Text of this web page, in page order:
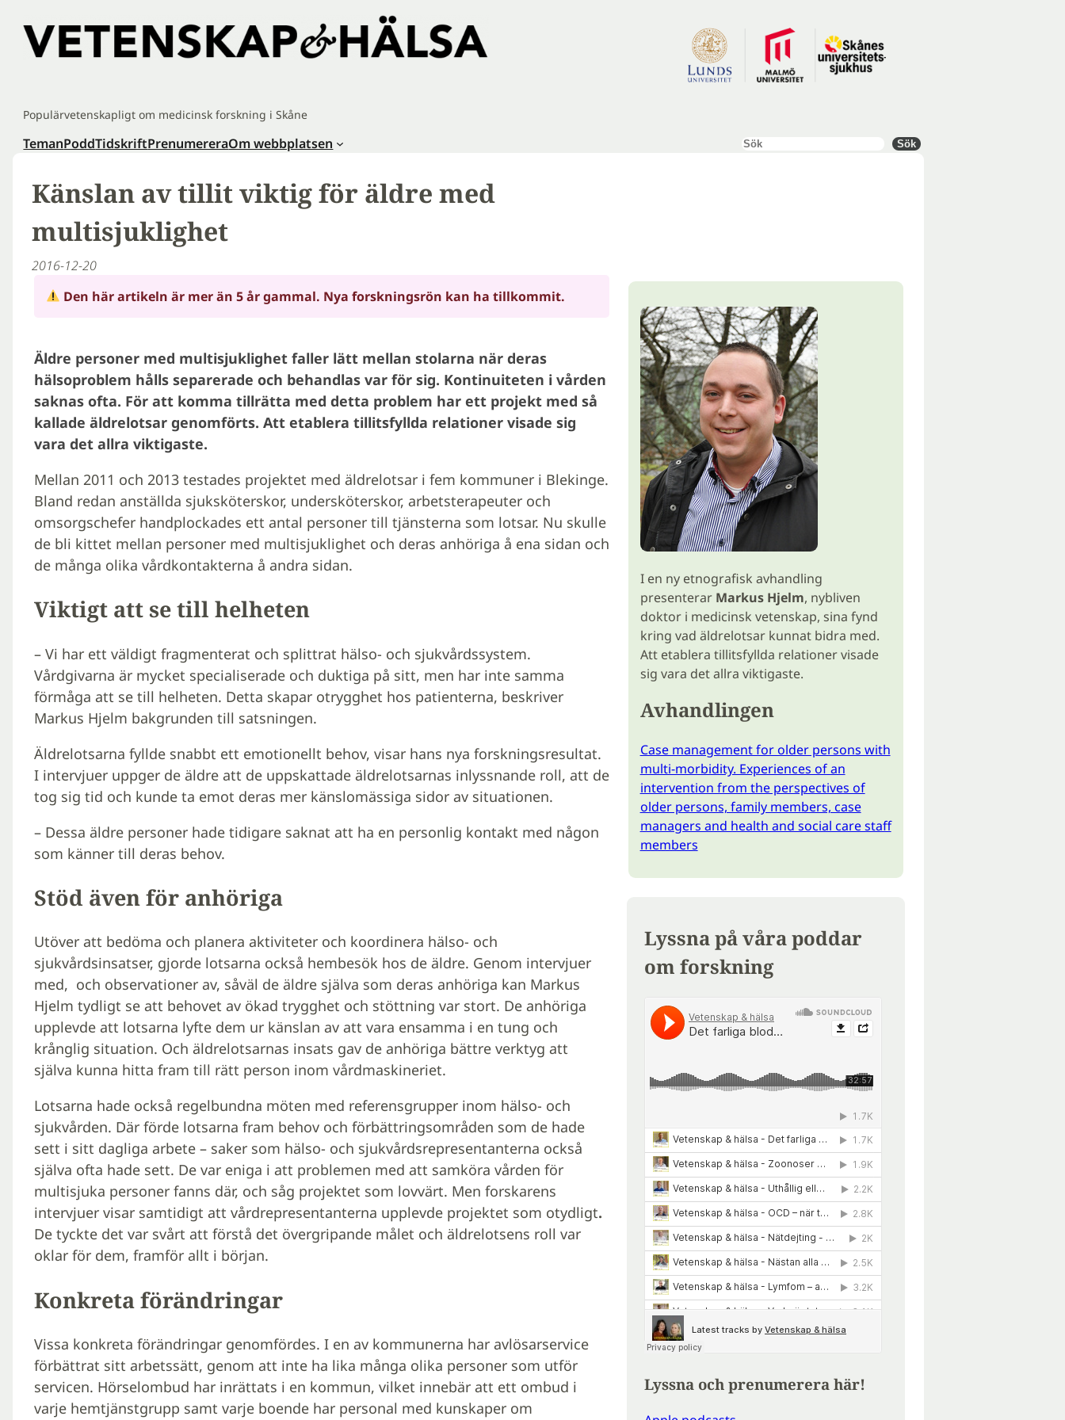
innehåll
Populärvetenskapligt om medicinsk forskning i Skåne
TemanPoddTidskriftPrenumereraOm webbplatsen Sök Sök
Känslan av tillit viktig för äldre med
multisjuklighet
2016-12-20
Den här artikeln är mer än 5 år gammal. Nya forskningsrön kan ha tillkommit.
Äldre personer med multisjuklighet faller lätt mellan stolarna när deras
hälsoproblem hålls separerade och behandlas var för sig. Kontinuiteten i vården
saknas ofta. För att komma tillrätta med detta problem har ett projekt med så
kallade äldrelotsar genomförts. Att etablera tillitsfyllda relationer visade sig
vara det allra viktigaste.
Mellan 2011 och 2013 testades projektet med äldrelotsar i fem kommuner i Blekinge.
Bland redan anställda sjuksköterskor, undersköterskor, arbetsterapeuter och
omsorgschefer handplockades ett antal personer till tjänsterna som lotsar. Nu skulle
de bli kittet mellan personer med multisjuklighet och deras anhöriga å ena sidan och
de många olika vårdkontakterna å andra sidan.
Viktigt att se till helheten
– Vi har ett väldigt fragmenterat och splittrat hälso- och sjukvårdssystem.
Vårdgivarna är mycket specialiserade och duktiga på sitt, men har inte samma
förmåga att se till helheten. Detta skapar otrygghet hos patienterna, beskriver
Markus Hjelm bakgrunden till satsningen.
Äldrelotsarna fyllde snabbt ett emotionellt behov, visar hans nya forskningsresultat.
I intervjuer uppger de äldre att de uppskattade äldrelotsarnas inlyssnande roll, att de
tog sig tid och kunde ta emot deras mer känslomässiga sidor av situationen.
– Dessa äldre personer hade tidigare saknat att ha en personlig kontakt med någon
som känner till deras behov.
Stöd även för anhöriga
Utöver att bedöma och planera aktiviteter och koordinera hälso- och
sjukvårdsinsatser, gjorde lotsarna också hembesök hos de äldre. Genom intervjuer
med, och observationer av, såväl de äldre själva som deras anhöriga kan Markus
Hjelm tydligt se att behovet av ökad trygghet och stöttning var stort. De anhöriga
upplevde att lotsarna lyfte dem ur känslan av att vara ensamma i en tung och
krånglig situation. Och äldrelotsarnas insats gav de anhöriga bättre verktyg att
själva kunna hitta fram till rätt person inom vårdmaskineriet.
Lotsarna hade också regelbundna möten med referensgrupper inom hälso- och
sjukvården. Där förde lotsarna fram behov och förbättringsområden som de hade
sett i sitt dagliga arbete – saker som hälso- och sjukvårdsrepresentanterna också
själva ofta hade sett. De var eniga i att problemen med att samköra vården för
multisjuka personer fanns där, och såg projektet som lovvärt. Men forskarens
intervjuer visar samtidigt att vårdrepresentanterna upplevde projektet som otydligt.
De tyckte det var svårt att förstå det övergripande målet och äldrelotsens roll var
oklar för dem, framför allt i början.
Konkreta förändringar
Vissa konkreta förändringar genomfördes. I en av kommunerna har avlösarservice
förbättrat sitt arbetssätt, genom att inte ha lika många olika personer som utför
servicen. Hörselombud har inrättats i en kommun, vilket innebär att ett ombud i
varje hemtjänstgrupp samt varje boende har personal med kunskaper om
I en ny etnografisk avhandling
presenterar Markus Hjelm, nybliven
doktor i medicinsk vetenskap, sina fynd
kring vad äldrelotsar kunnat bidra med.
Att etablera tillitsfyllda relationer visade
sig vara det allra viktigaste.
Avhandlingen
Case management for older persons with
multi-morbidity. Experiences of an
intervention from the perspectives of
older persons, family members, case
managers and health and social care staff
members
Lyssna på våra poddar
om forskning
Lyssna och prenumerera här!